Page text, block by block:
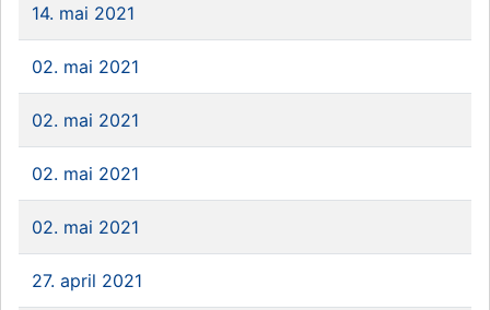
14. mai 2021
02. mai 2021
02. mai 2021
02. mai 2021
02. mai 2021
27. april 2021